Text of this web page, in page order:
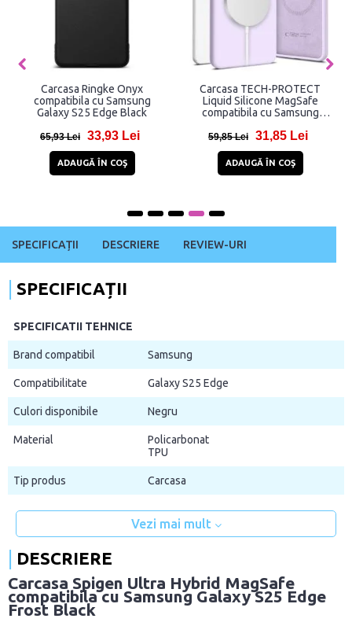
Carcasa Ringke Onyx
compatibila cu Samsung
Galaxy S25 Edge Black
65,93 Lei 33,93 Lei
ADAUGĂ ÎN COŞ
Carcasa TECH-PROTECT
Liquid Silicone MagSafe
compatibila cu Samsung
59,85 Lei 31,85 Lei
ADAUGĂ ÎN COŞ
SPECIFICAȚII DESCRIERE REVIEW-URI
SPECIFICAȚII
SPECIFICATII TEHNICE
Brand compatibil Samsung
Compatibilitate Galaxy S25 Edge
Culori disponibile Negru
Material
Policarbonat
TPU
Tip produs Carcasa
Vezi mai mult
DESCRIERE
Carcasa Spigen Ultra Hybrid MagSafe
compatibila cu Samsung Galaxy S25 Edge
Frost Black